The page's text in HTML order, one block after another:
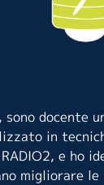
, sono docente
in
e ho
migliorare